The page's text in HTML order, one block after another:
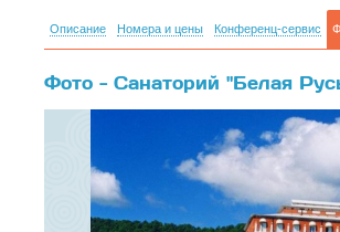
Описание Номера и цены Конференц-сервис
Фото - Санаторий "Белая